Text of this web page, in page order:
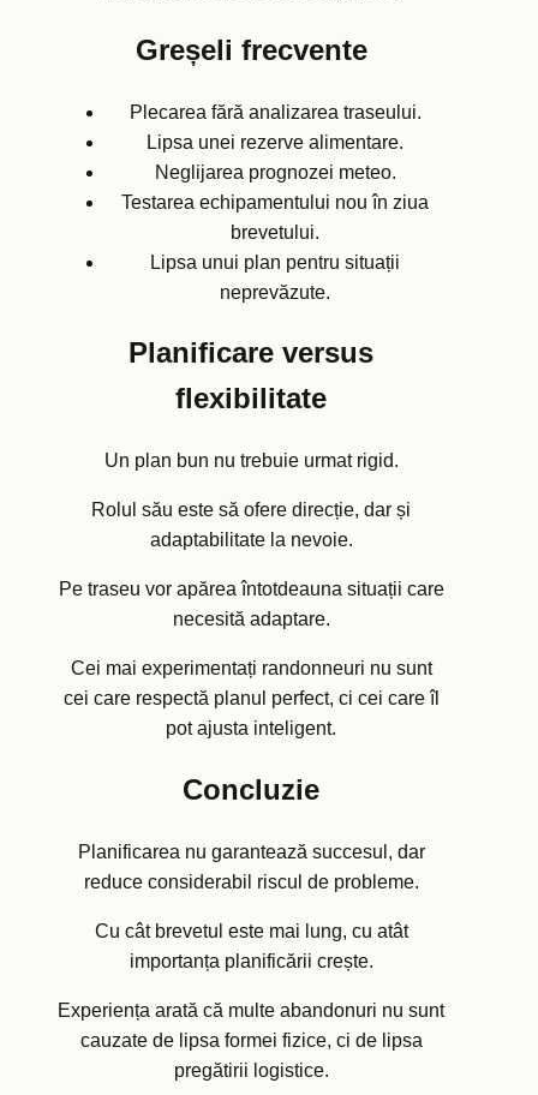
Greșeli frecvente
Plecarea fără analizarea traseului.
Lipsa unei rezerve alimentare.
Neglijarea prognozei meteo.
Testarea echipamentului nou în ziua
brevetului.
Lipsa unui plan pentru situații
neprevăzute.
Planificare versus
flexibilitate
Un plan bun nu trebuie urmat rigid.
Rolul său este să ofere direcție, dar și
adaptabilitate la nevoie.
Pe traseu vor apărea întotdeauna situații care
necesită adaptare.
Cei mai experimentați randonneuri nu sunt
cei care respectă planul perfect, ci cei care îl
pot ajusta inteligent.
Concluzie
Planificarea nu garantează succesul, dar
reduce considerabil riscul de probleme.
Cu cât brevetul este mai lung, cu atât
importanța planificării crește.
Experiența arată că multe abandonuri nu sunt
cauzate de lipsa formei fizice, ci de lipsa
pregătirii logistice.